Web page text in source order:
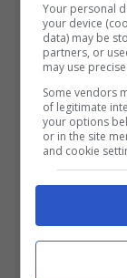
Alla base
profondo
esprimere
Il
Your personal
your device
data) may be
partners, or
may use
Some vendors
of legitimate
your options
or in the site
and cookie